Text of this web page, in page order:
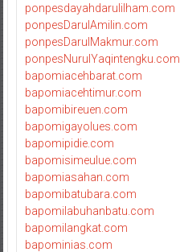
ponpesdayahdarulilham.com
ponpesDarulAmilin.com
ponpesDarulMakmur.com
ponpesNurulYaqintengku.com
bapomiacehbarat.com
bapomiacehtimur.com
bapomibireuen.com
bapomigayolues.com
bapomipidie.com
bapomisimeulue.com
bapomiasahan.com
bapomibatubara.com
bapomilabuhanbatu.com
bapomilangkat.com
bapominias.com